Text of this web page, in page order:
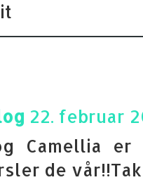
22. februar
Camellia
de